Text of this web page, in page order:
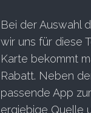
Bei der Auswahl
wir uns für diese
Karte bekommt
Rabatt. Neben
passende App
ergiebige Quelle